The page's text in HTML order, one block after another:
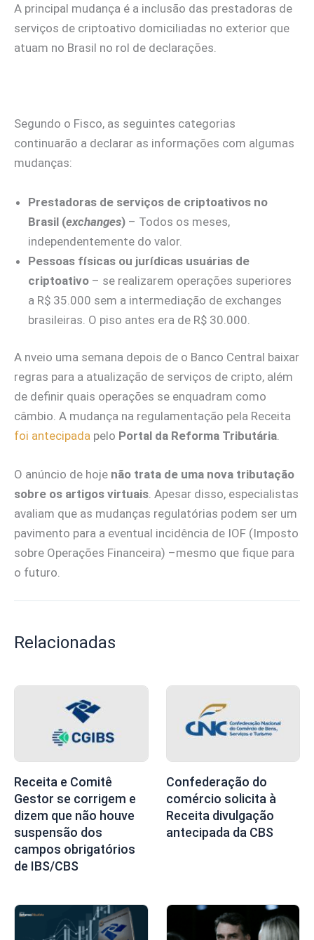
A principal mudança é a inclusão das prestadoras de
serviços de criptoativo domiciliadas no exterior que
atuam no Brasil no rol de declarações.
Segundo o Fisco, as seguintes categorias
continuarão a declarar as informações com algumas
mudanças:
Prestadoras de serviços de criptoativos no
Brasil (exchanges) – Todos os meses,
independentemente do valor.
Pessoas físicas ou jurídicas usuárias de
criptoativo – se realizarem operações superiores
a R$ 35.000 sem a intermediação de exchanges
brasileiras. O piso antes era de R$ 30.000.
A nveio uma semana depois de o Banco Central baixar
regras para a atualização de serviços de cripto, além
de definir quais operações se enquadram como
câmbio. A mudança na regulamentação pela Receita
foi antecipada pelo Portal da Reforma Tributária.
O anúncio de hoje não trata de uma nova tributação
sobre os artigos virtuais. Apesar disso, especialistas
avaliam que as mudanças regulatórias podem ser um
pavimento para a eventual incidência de IOF (Imposto
sobre Operações Financeira) –mesmo que fique para
o futuro.
Relacionadas
Receita e Comitê
Gestor se corrigem e
dizem que não houve
suspensão dos
campos obrigatórios
de IBS/CBS
Confederação do
comércio solicita à
Receita divulgação
antecipada da CBS